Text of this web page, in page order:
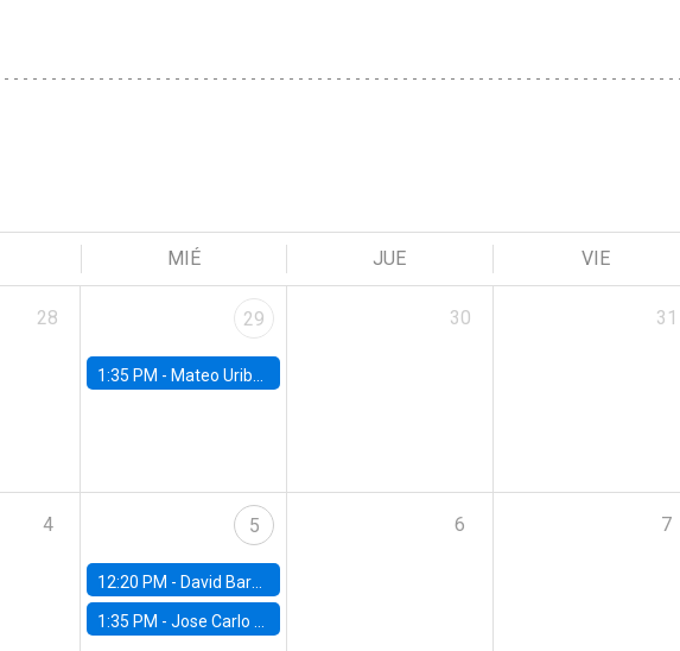
MIÉ JUE VIE
28 29
1:35 PM - Mateo Uribe-Castro, Universidad de los Andes (Colombia)
30 31
4 5
12:20 PM - David Bardey, Universidad de los Andes - CEDE
1:35 PM -Jose Carlo Bermudez, UC (ME) & World Bank
6 7